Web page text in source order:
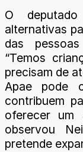
O
alternativas
das
“Temos
precisam de
Apae pode
contribuem
oferecer um
observou
pretende